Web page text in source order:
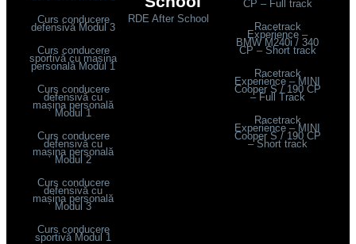
Curs conducere
defensivă Modul 3
Curs conducere
sportivă cu mașina
personală Modul 1
Curs conducere
defensivă cu
mașina personală
Modul 1
Curs conducere
defensivă cu
mașina personală
Modul 2
Curs conducere
defensivă cu
mașina personală
Modul 3
Curs conducere
sportivă Modul 1
RDE After School
CP – Full track
Racetrack
Experience –
BMW M240i / 340
CP – Short track
Racetrack
Experience – MINI
Cooper S / 190 CP
– Full Track
Racetrack
Experience – MINI
Cooper S / 190 CP
– Short track